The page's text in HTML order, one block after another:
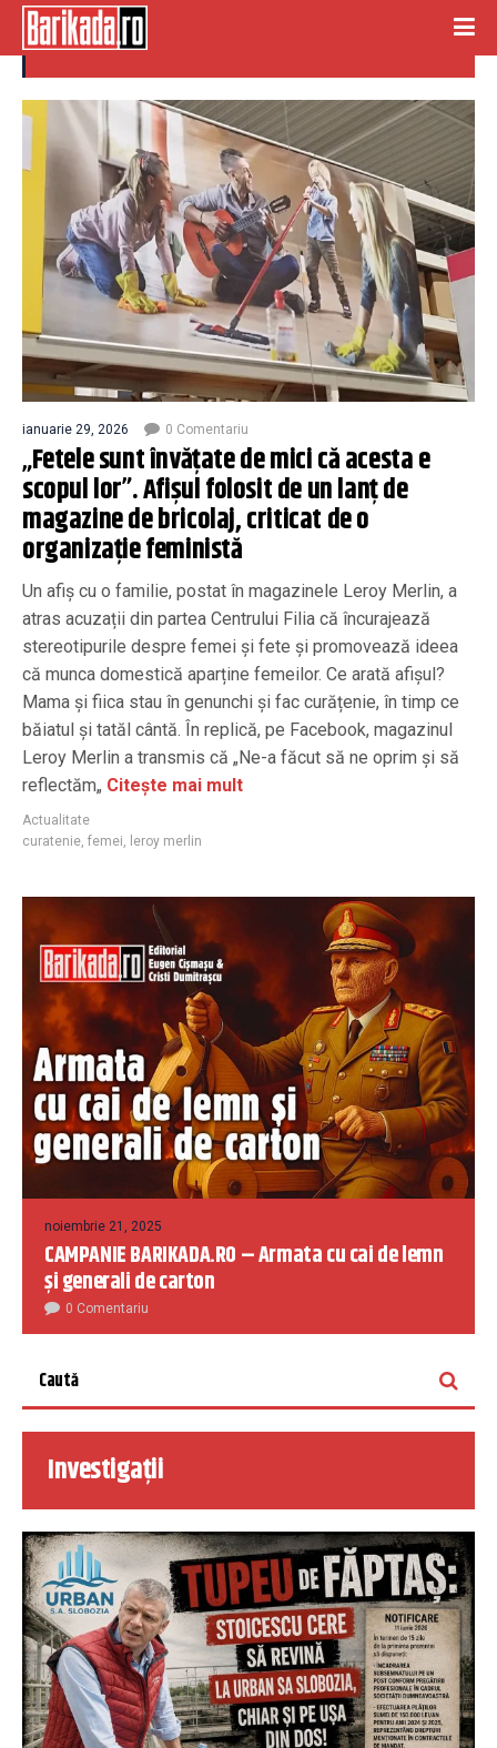
curatenie
ianuarie 29, 2026 0 Comentariu
„Fetele sunt învățate de mici că acesta e
scopul lor”. Afișul folosit de un lanț de
magazine de bricolaj, criticat de o
organizație feministă
Un afiș cu o familie, postat în magazinele Leroy Merlin, a
atras acuzații din partea Centrului Filia că încurajează
stereotipurile despre femei și fete și promovează ideea
că munca domestică aparține femeilor. Ce arată afișul?
Mama și fiica stau în genunchi și fac curățenie, în timp ce
băiatul și tatăl cântă. În replică, pe Facebook, magazinul
Leroy Merlin a transmis că „Ne-a făcut să ne oprim și să
reflectăm„ Citește mai mult
Actualitate
curatenie, femei, leroy merlin
noiembrie 21, 2025
CAMPANIE BARIKADA.RO – Armata cu cai de lemn
și generali de carton
0 Comentariu
Investigații